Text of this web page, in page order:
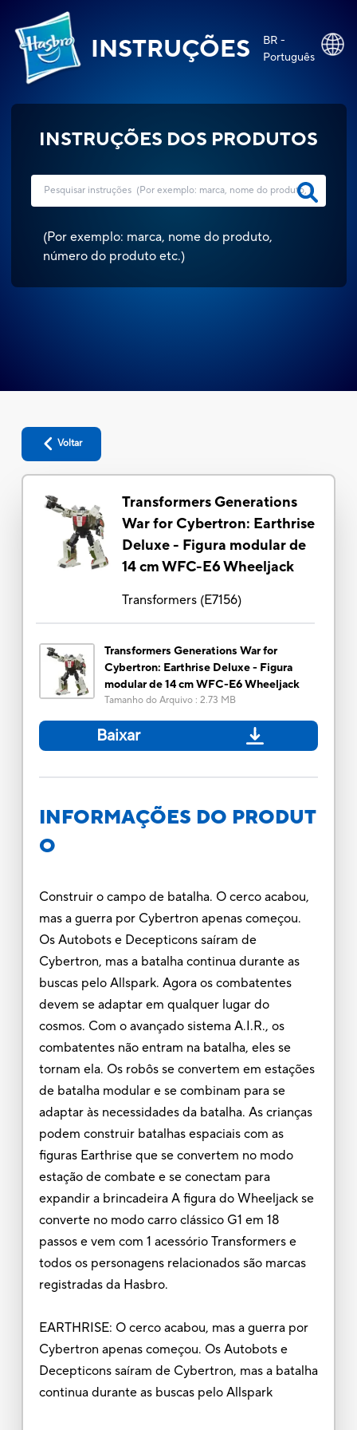
INSTRUÇÕES
BR -
Português
INSTRUÇÕES DOS PRODUTOS
(Por exemplo: marca, nome do produto,
número do produto etc.)
Voltar
Transformers Generations
War for Cybertron: Earthrise
Deluxe - Figura modular de
14 cm WFC-E6 Wheeljack
Transformers(E7156)
Transformers Generations War for
Cybertron: Earthrise Deluxe - Figura
modular de 14 cm WFC-E6 Wheeljack
Tamanho do Arquivo: 2.73 MB
Baixar
INFORMAÇÕES DO PRODUT
O
Construir o campo de batalha. O cerco acabou,
mas a guerra por Cybertron apenas começou.
Os Autobots e Decepticons saíram de
Cybertron, mas a batalha continua durante as
buscas pelo Allspark. Agora os combatentes
devem se adaptar em qualquer lugar do
cosmos. Com o avançado sistema A.I.R., os
combatentes não entram na batalha, eles se
tornam ela. Os robôs se convertem em estações
de batalha modular e se combinam para se
adaptar às necessidades da batalha. As crianças
podem construir batalhas espaciais com as
figuras Earthrise que se convertem no modo
estação de combate e se conectam para
expandir a brincadeira A figura do Wheeljack se
converte no modo carro clássico G1 em 18
passos e vem com 1 acessório Transformers e
todos os personagens relacionados são marcas
registradas da Hasbro.
EARTHRISE: O cerco acabou, mas a guerra por
Cybertron apenas começou. Os Autobots e
Decepticons saíram de Cybertron, mas a batalha
continua durante as buscas pelo Allspark